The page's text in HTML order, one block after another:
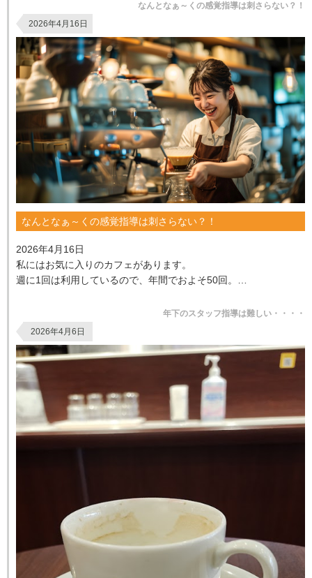
なんとなぁ～くの感覚指導は刺さらない？！
2026年4月16日
なんとなぁ～くの感覚指導は刺さらない？！
2026年4月16日
私にはお気に入りのカフェがあります。
週に1回は利用しているので、年間でおよそ50回。
私にとって、...
年下のスタッフ指導は難しい・・・・
2026年4月6日